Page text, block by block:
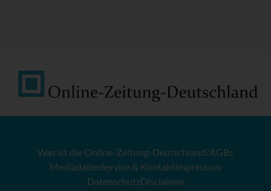
Was ist die Online-Zeitung-Deutschland?AGBs
MediadatenService & KontaktImpressum
DatenschutzDisclaimer